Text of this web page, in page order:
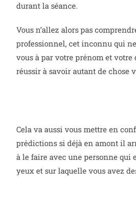
durant la séance.
Vous n’allez alors pas
professionnel, cet inconnu qui
vous à par votre prénom et votre
réussir à savoir autant de chose
Cela va aussi vous mettre en
prédictions si déjà en amont il
à le faire avec une personne qui
yeux et sur laquelle vous avez